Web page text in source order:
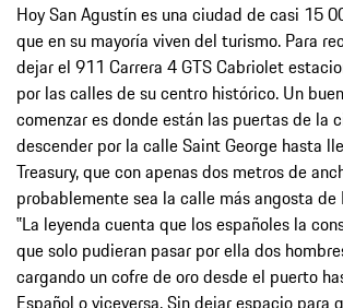
Hoy San Agustín es una ciudad de casi 15
que en su mayoría viven del turismo. Para
dejar el 911 Carrera 4 GTS Cabriolet
por las calles de su centro histórico. Un
comenzar es donde están las puertas de la
descender por la calle Saint George hasta
Treasury, que con apenas dos metros de
probablemente sea la calle más angosta de
‟La leyenda cuenta que los españoles la
que solo pudieran pasar por ella dos
cargando un cofre de oro desde el puerto
Español o viceversa. Sin dejar espacio para